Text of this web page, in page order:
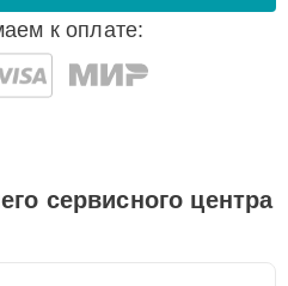
к оплате:
сервисного центра